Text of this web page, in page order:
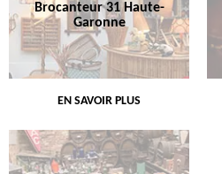
Brocanteur 31 Haute-
Garonne
EN SAVOIR PLUS